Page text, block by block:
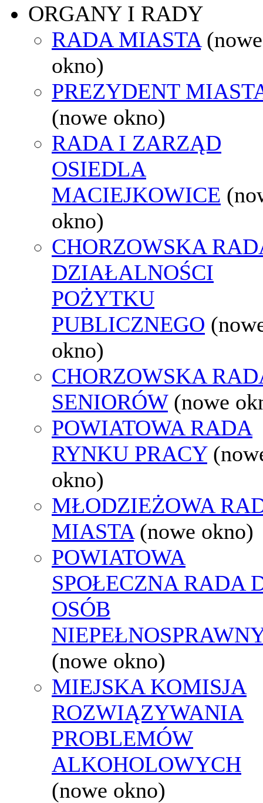
ORGANY I RADY
RADA MIASTA (nowe
okno)
PREZYDENT
(nowe okno)
RADA I ZARZĄD
OSIEDLA
MACIEJKOWICE
okno)
CHORZOWSKA
DZIAŁALNOŚCI
POŻYTKU
PUBLICZNEGO
okno)
CHORZOWSKA
SENIORÓW (nowe
POWIATOWA RADA
RYNKU PRACY
okno)
MŁODZIEŻOWA
MIASTA (nowe okno)
POWIATOWA
SPOŁECZNA RADA
OSÓB
(nowe okno)
MIEJSKA KOMISJA
ROZWIĄZYWANIA
PROBLEMÓW
ALKOHOLOWYCH
(nowe okno)